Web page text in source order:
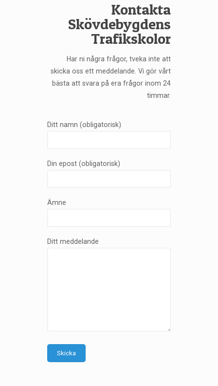
Kontakta
Skövdebygdens
Trafikskolor
Har ni några frågor, tveka inte att
skicka oss ett meddelande. Vi gör vårt
bästa att svara på era frågor inom 24
timmar.
Ditt namn (obligatorisk)
Din epost (obligatorisk)
Ämne
Ditt meddelande
Skicka